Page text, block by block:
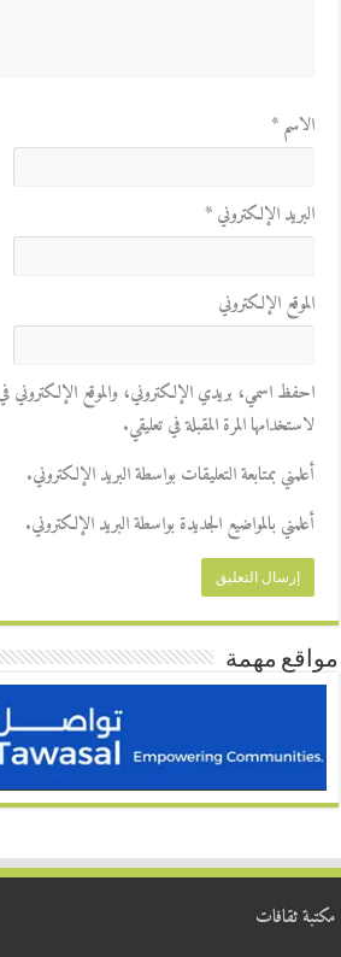
الاسم*
البريد الإلكتروني*
الموقع الإلكتروني
احفظ اسمي، بريدي الإلكتروني، والموقع الإلكتروني
لاستخدامها المرة المقبلة في تعليقي.
أعلمني بمتابعة التعليقات بواسطة البريد الإلكتروني.
أعلمني بالمواضيع الجديدة بواسطة البريد الإلكتروني.
مواقع مهمة
مكتبة ثقافات